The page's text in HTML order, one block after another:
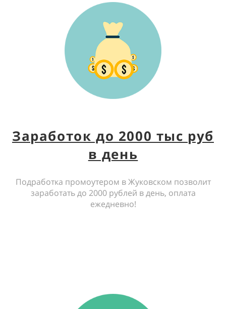
Заработок до 2000 тыс руб
в день
Подработка промоутером в Жуковском позволит
заработать до 2000 рублей в день, оплата
ежедневно!